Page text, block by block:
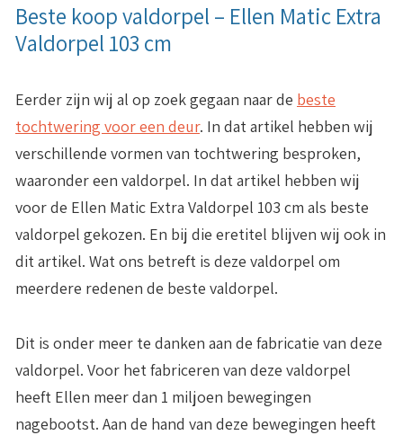
Beste koop valdorpel – Ellen Matic Extra
Valdorpel 103 cm
Eerder zijn wij al op zoek gegaan naar de beste
tochtwering voor een deur. In dat artikel hebben wij
verschillende vormen van tochtwering besproken,
waaronder een valdorpel. In dat artikel hebben wij
voor de Ellen Matic Extra Valdorpel 103 cm als beste
valdorpel gekozen. En bij die eretitel blijven wij ook in
dit artikel. Wat ons betreft is deze valdorpel om
meerdere redenen de beste valdorpel.
Dit is onder meer te danken aan de fabricatie van deze
valdorpel. Voor het fabriceren van deze valdorpel
heeft Ellen meer dan 1 miljoen bewegingen
nagebootst. Aan de hand van deze bewegingen heeft